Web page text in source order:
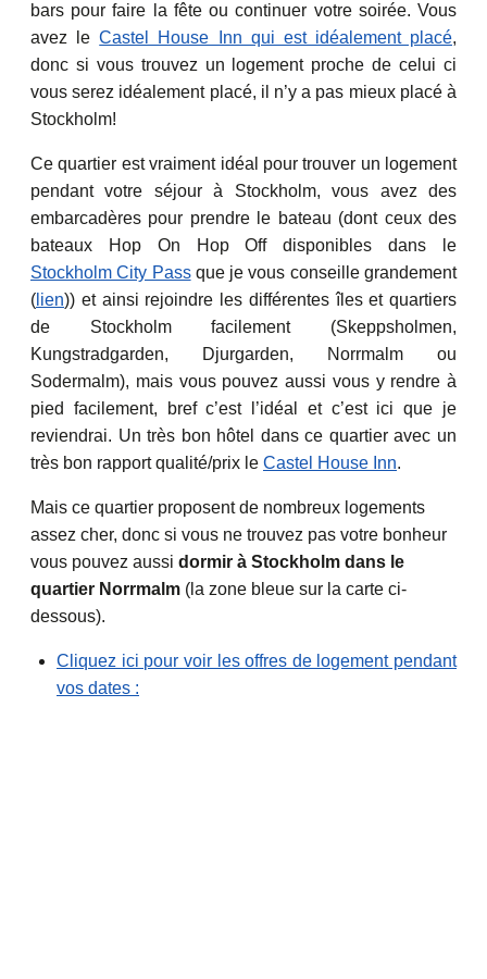
bars pour faire la fête ou continuer votre soirée. Vous
avez leCastel House Inn qui est idéalement placé,
donc si vous trouvez un logement proche de celui ci
vous serez idéalement placé, il n’y a pas mieux placé à
Stockholm!
Ce quartier est vraiment idéal pour trouver un logement
pendant votre séjour à Stockholm, vous avez des
embarcadères pour prendre le bateau (dont ceux des
bateaux Hop On Hop Off disponibles dans le
Stockholm City Passque je vous conseille grandement
( lien)) et ainsi rejoindre les différentes îles et quartiers
de Stockholm facilement (Skeppsholmen,
Kungstradgarden, Djurgarden, Norrmalm ou
Sodermalm), mais vous pouvez aussi vous y rendre à
pied facilement, bref c’est l’idéal et c’est ici que je
reviendrai. Un très bon hôtel dans ce quartier avec un
très bon rapport qualité/prix le Castel House Inn.
Mais ce quartier proposent de nombreux logements
assez cher, donc si vous ne trouvez pas votre bonheur
vous pouvez aussi dormir à Stockholm dans le
quartier Norrmalm (la zone bleue sur la carte ci-
dessous).
Cliquez ici pour voir les offres de logement pendant
vos dates :